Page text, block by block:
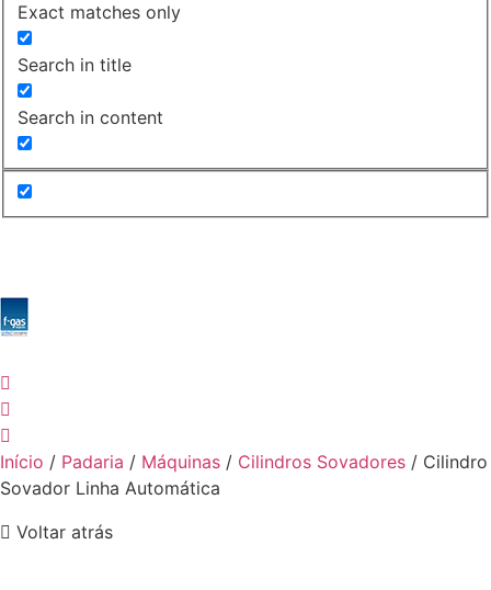
Exact matches only
Search in title
Search in content
Início / Padaria / Máquinas / Cilindros Sovadores / Cilindro
Sovador Linha Automática
Voltar atrás